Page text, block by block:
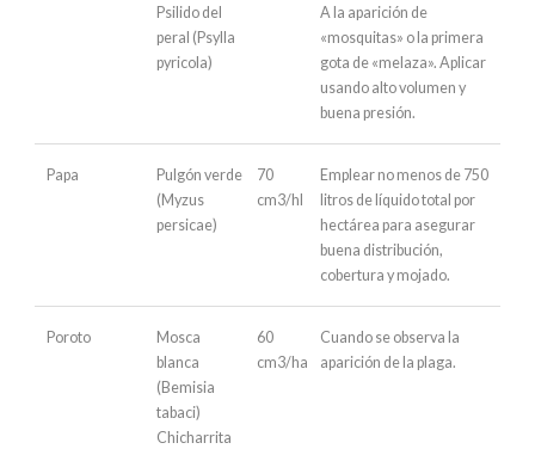
Psilido del
peral (Psylla
pyricola)
A la aparición de
«mosquitas» o la primera
gota de «melaza». Aplicar
usando alto volumen y
buena presión.
Papa
Pulgón verde
(Myzus
persicae)
70
cm3/hl
Emplear no menos de 750
litros de líquido total por
hectárea para asegurar
buena distribución,
cobertura y mojado.
Poroto
Mosca
blanca
(Bemisia
tabaci)
Chicharrita
60
cm3/ha
Cuando se observa la
aparición de la plaga.